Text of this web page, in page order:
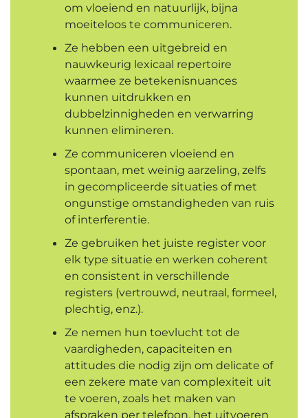
om vloeiend en natuurlijk, bijna
moeiteloos te communiceren.
Ze hebben een uitgebreid en
nauwkeurig lexicaal repertoire
waarmee ze betekenisnuances
kunnen uitdrukken en
dubbelzinnigheden en verwarring
kunnen elimineren.
Ze communiceren vloeiend en
spontaan, met weinig aarzeling, zelfs
in gecompliceerde situaties of met
ongunstige omstandigheden van ruis
of interferentie.
Ze gebruiken het juiste register voor
elk type situatie en werken coherent
en consistent in verschillende
registers (vertrouwd, neutraal, formeel,
plechtig, enz.).
Ze nemen hun toevlucht tot de
vaardigheden, capaciteiten en
attitudes die nodig zijn om delicate of
een zekere mate van complexiteit uit
te voeren, zoals het maken van
afspraken per telefoon, het uitvoeren